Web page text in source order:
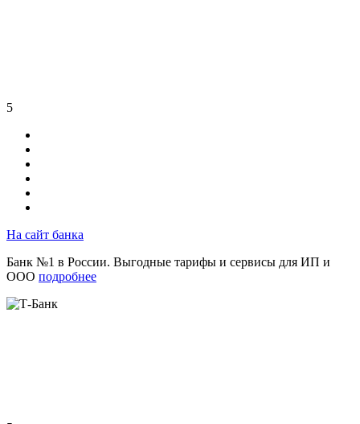
5
На сайт банка
Банк №1 в России. Выгодные тарифы и сервисы для ИП и
ООО подробнее